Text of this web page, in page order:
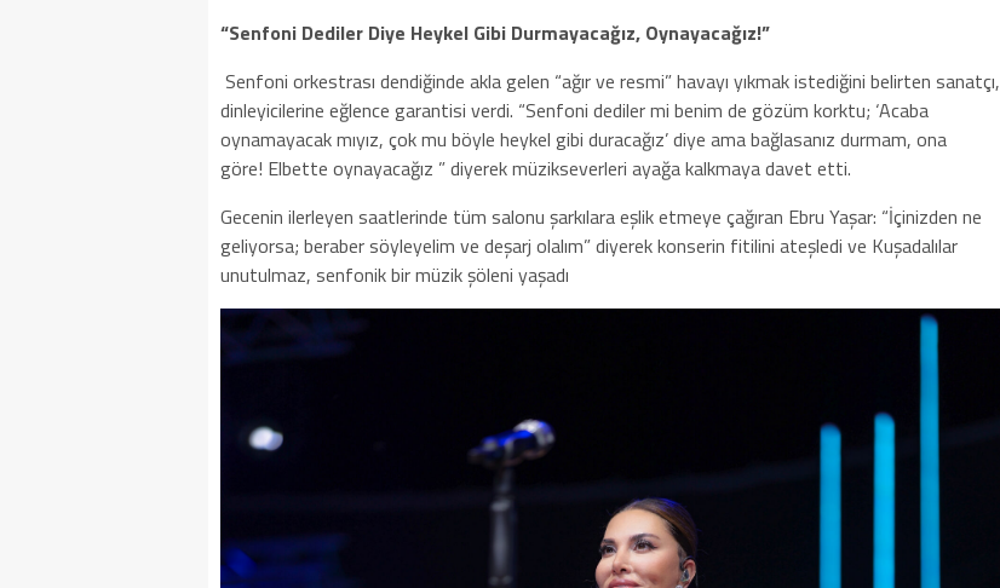
“Senfoni Dediler Diye Heykel Gibi Durmayacağız, Oynayacağız!”
Senfoni orkestrası dendiğinde akla gelen “ağır ve resmi” havayı yıkmak istediğini belirten sanatçı,
dinleyicilerine eğlence garantisi verdi. “Senfoni dediler mi benim de gözüm korktu; ‘Acaba
oynamayacak mıyız, çok mu böyle heykel gibi duracağız’ diye ama bağlasanız durmam, ona
göre! Elbette oynayacağız ” diyerek müzikseverleri ayağa kalkmaya davet etti.
Gecenin ilerleyen saatlerinde tüm salonu şarkılara eşlik etmeye çağıran Ebru Yaşar: “İçinizden ne
geliyorsa; beraber söyleyelim ve deşarj olalım” diyerek konserin fitilini ateşledi ve Kuşadalılar
unutulmaz, senfonik bir müzik şöleni yaşadı